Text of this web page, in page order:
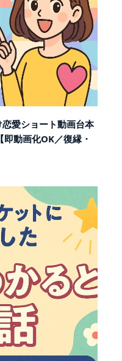
恋愛ショート動画台本
動画化OK／復縁・